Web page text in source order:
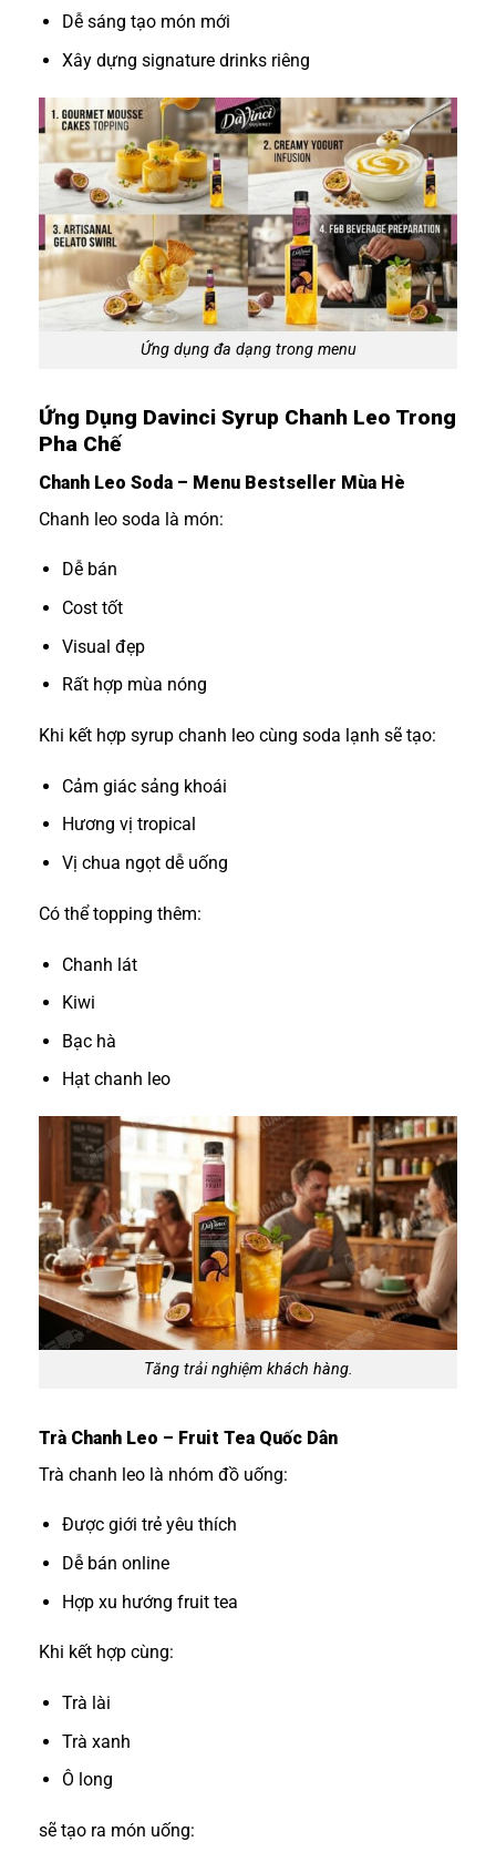
Dễ sáng tạo món mới
Xây dựng signature drinks riêng
Ứng dụng đa dạng trong menu
Ứng Dụng Davinci Syrup Chanh Leo Trong
Pha Chế
Chanh Leo Soda – Menu Bestseller Mùa Hè
Chanh leo soda là món:
Dễ bán
Cost tốt
Visual đẹp
Rất hợp mùa nóng
Khi kết hợp syrup chanh leo cùng soda lạnh sẽ tạo:
Cảm giác sảng khoái
Hương vị tropical
Vị chua ngọt dễ uống
Có thể topping thêm:
Chanh lát
Kiwi
Bạc hà
Hạt chanh leo
Tăng trải nghiệm khách hàng.
Trà Chanh Leo – Fruit Tea Quốc Dân
Trà chanh leo là nhóm đồ uống:
Được giới trẻ yêu thích
Dễ bán online
Hợp xu hướng fruit tea
Khi kết hợp cùng:
Trà lài
Trà xanh
Ô long
sẽ tạo ra món uống: